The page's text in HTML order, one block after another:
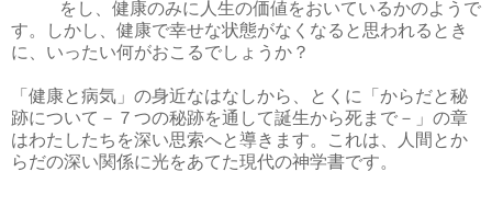
をし、健康のみに人生の価値をおいているかのようで
す。しかし、健康で幸せな状態がなくなると思われるとき
に、いったい何がおこるでしょうか？
「健康と病気」の身近なはなしから、とくに「からだと秘
跡について－７つの秘跡を通して誕生から死まで－」の章
はわたしたちを深い思索へと導きます。これは、人間とか
らだの深い関係に光をあてた現代の神学書です。